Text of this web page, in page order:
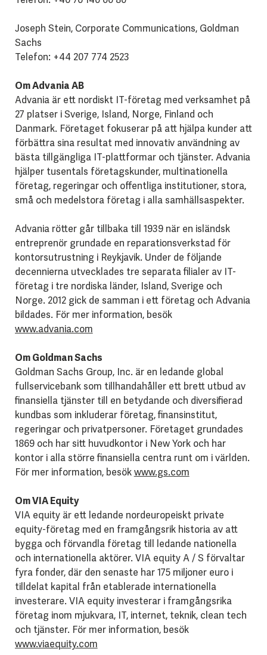
Joseph Stein, Corporate Communications, Goldman
Sachs
Telefon: +44 207 774 2523
Om Advania AB
Advania är ett nordiskt IT-företag med verksamhet på
27 platser i Sverige, Island, Norge, Finland och
Danmark. Företaget fokuserar på att hjälpa kunder att
förbättra sina resultat med innovativ användning av
bästa tillgängliga IT-plattformar och tjänster. Advania
hjälper tusentals företagskunder, multinationella
företag, regeringar och offentliga institutioner, stora,
små och medelstora företag i alla samhällsaspekter.
Advania rötter går tillbaka till 1939 när en isländsk
entreprenör grundade en reparationsverkstad för
kontorsutrustning i Reykjavik. Under de följande
decennierna utvecklades tre separata filialer av IT-
företag i tre nordiska länder, Island, Sverige och
Norge. 2012 gick de samman i ett företag och Advania
bildades. För mer information, besök
www.advania.com
Om Goldman Sachs
Goldman Sachs Group, Inc. är en ledande global
fullservicebank som tillhandahåller ett brett utbud av
finansiella tjänster till en betydande och diversifierad
kundbas som inkluderar företag, finansinstitut,
regeringar och privatpersoner. Företaget grundades
1869 och har sitt huvudkontor i New York och har
kontor i alla större finansiella centra runt om i världen.
För mer information, besökwww.gs.com
Om VIA Equity
VIA equity är ett ledande nordeuropeiskt private
equity-företag med en framgångsrik historia av att
bygga och förvandla företag till ledande nationella
och internationella aktörer. VIA equity A / S förvaltar
fyra fonder, där den senaste har 175 miljoner euro i
tilldelat kapital från etablerade internationella
investerare. VIA equity investerar i framgångsrika
företag inom mjukvara, IT, internet, teknik, clean tech
och tjänster. För mer information, besök
www.viaequity.com